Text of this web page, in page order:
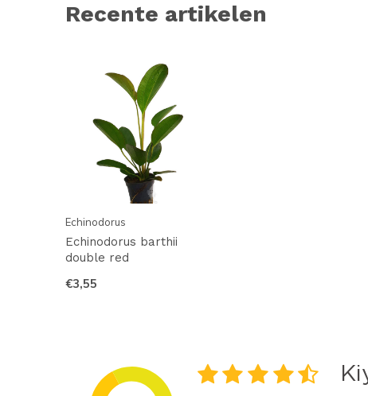
Recente artikelen
Echinodorus
Echinodorus barthii
double red
€3,55